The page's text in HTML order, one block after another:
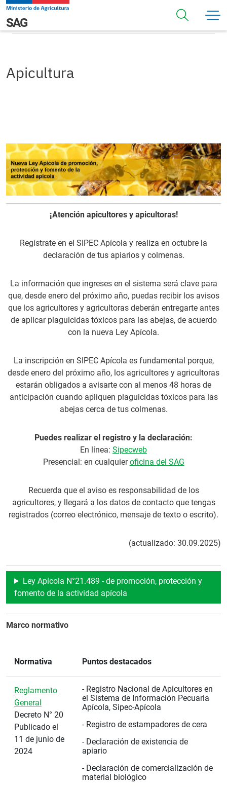
Pasar al contenido principal
Navegación principal
SAGApicultura
Apicultura
¡Atención apicultores y apicultoras!
Regístrate en el SIPEC Apícola y realiza en octubre la
declaración de tus apiarios y colmenas.
La información que ingreses en el sistema será clave para
que, desde enero del próximo año, puedas recibir los avisos
que los agricultores y agricultoras deberán entregarte antes
de aplicar plaguicidas tóxicos para las abejas, de acuerdo
con la nueva Ley Apícola.
La inscripción en SIPEC Apícola es fundamental porque,
desde enero del próximo año, los agricultores y agricultoras
estarán obligados a avisarte con al menos 48 horas de
anticipación cuando apliquen plaguicidas tóxicos para las
abejas cerca de tus colmenas.
Puedes realizar el registro y la declaración:
En línea: Sipecweb
Presencial: en cualquieroficina del SAG
Recuerda que el aviso es responsabilidad de los
agricultores, y llegará a los datos de contacto que tengas
registrados (correo electrónico, mensaje de texto o escrito).
(actualizado: 30.09.2025)
Ley Apícola N°21.489 - de promoción, protección y
fomento de la actividad apícola
Marco normativo
Normativa Puntos destacados
Reglamento
General
Decreto N° 20
Publicado el
11 de junio de
2024
- Registro Nacional de Apicultores en
el Sistema de Información Pecuaria
Apícola, Sipec-Apícola
- Registro de estampadores de cera
- Declaración de existencia de
apiario
- Declaración de comercialización de
material biológico